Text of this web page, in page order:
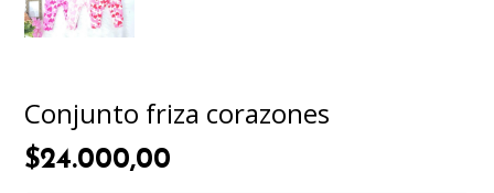
Conjunto friza corazones
$24.000,00